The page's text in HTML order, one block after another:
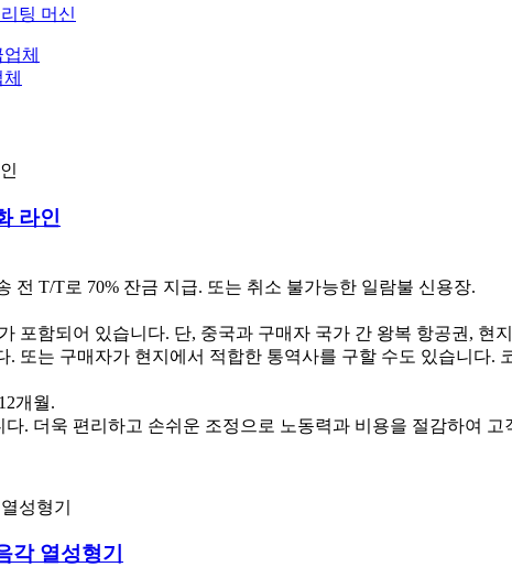
팅 머신
라인
전 T/T로 70% 잔금 지급. 또는 취소 불가능한 일람불 신용장.
포함되어 있습니다. 단, 중국과 구매자 국가 간 왕복 항공권, 현
또는 구매자가 현지에서 적합한 통역사를 구할 수도 있습니다.
개월.
. 더욱 편리하고 손쉬운 조정으로 노동력과 비용을 절감하여
열성형기